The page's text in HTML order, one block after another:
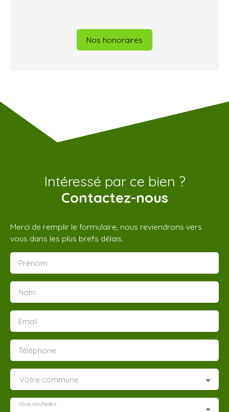
Nos honoraires
Intéressé par ce bien ?
Contactez-nous
Merci de remplir le formulaire, nous reviendrons vers
vous dans les plus brefs délais.
Prénom
Nom
Email
Téléphone
Votre commune
Vous souhaitez